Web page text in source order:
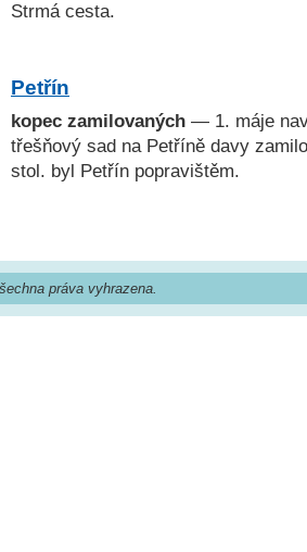
Strmá cesta.
Petřín
kopec zamilovaných — 1. máje
třešňový sad na Petříně davy
stol. byl Petřín popravištěm.
práva vyhrazena.